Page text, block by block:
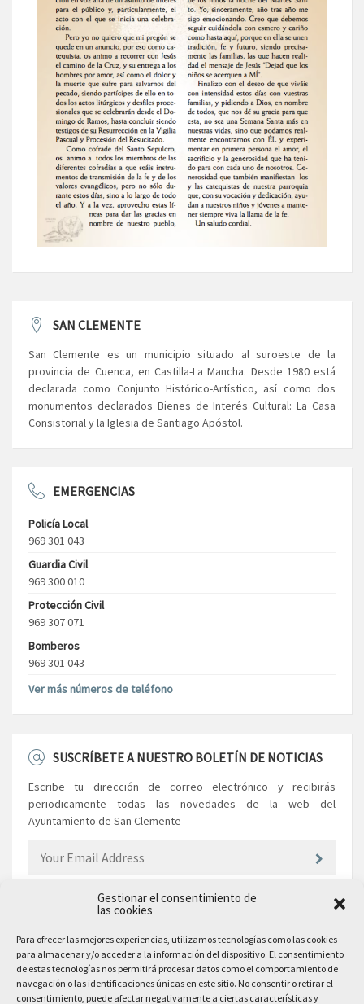
Gestionar el consentimiento de
las cookies
Para ofrecer las mejores experiencias, utilizamos tecnologías como las cookies
para almacenar y/o acceder a la información del dispositivo. El consentimiento
de estas tecnologías nos permitirá procesar datos como el comportamiento de
navegación o las identificaciones únicas en este sitio. No consentir o retirar el
consentimiento, puede afectar negativamente a ciertas características y
SAN CLEMENTE
San Clemente es un municipio situado al suroeste de la
provincia de Cuenca, en Castilla-La Mancha. Desde 1980 está
declarada como Conjunto Histórico-Artístico, así como dos
monumentos declarados Bienes de Interés Cultural: La Casa
Consistorial y la Iglesia de Santiago Apóstol.
EMERGENCIAS
Policía Local
969 301 043
Guardia Civil
969 300 010
Protección Civil
969 307 071
Bomberos
969 301 043
Ver más números de teléfono
SUSCRÍBETE A NUESTRO BOLETÍN DE NOTICIAS
Escribe tu dirección de correo electrónico y recibirás
periodicamente todas las novedades de la web del
Ayuntamiento de San Clemente
EL AYUNTAMIENTO
Plaza Mayor, 10
San Clemente, 16600, Cuenca